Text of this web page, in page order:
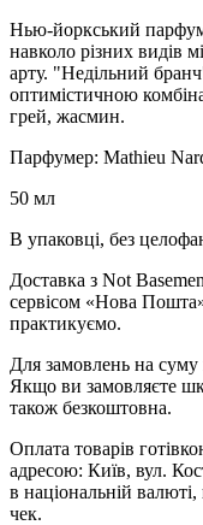
Нью-йоркський
навколо різних видів
арту. "Недільний
оптимістичною
грей, жасмин.
Парфумер: Mathieu
50 мл
В упаковці, без
Доставка з Not
сервісом «Нова
практикуємо.
Для замовлень на суму
Якщо ви замовляєте
також безкоштовна.
Оплата товарів
адресою: Київ, вул.
в національній
чек.